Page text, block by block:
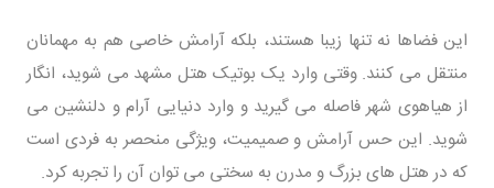
این فضاها نه تنها زیبا هستند، بلکه آرامش خاصی هم به مهمانان
منتقل می کنند. وقتی وارد یک بوتیک هتل مشهد می شوید، انگار
از هیاهوی شهر فاصله می گیرید و وارد دنیایی آرام و دلنشین می
شوید. این حس آرامش و صمیمیت، ویژگی منحصر به فردی است
که در هتل های بزرگ و مدرن به سختی می توان آن را تجربه کرد.